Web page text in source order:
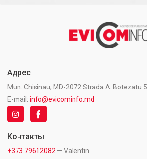
Адрес
Mun. Chisinau, MD-2072 Strada A. Botezatu 5
E-mail: info@evicominfo.md
Контакты
+373 79612082 — Valentin